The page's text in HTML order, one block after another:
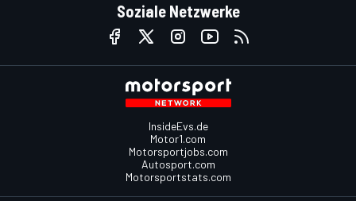
Soziale Netzwerke
InsideEvs.de
Motor1.com
Motorsportjobs.com
Autosport.com
Motorsportstats.com